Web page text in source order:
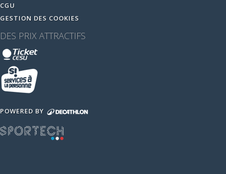
CGU
GESTION DES COOKIES
DES PRIX ATTRACTIFS
POWERED BY